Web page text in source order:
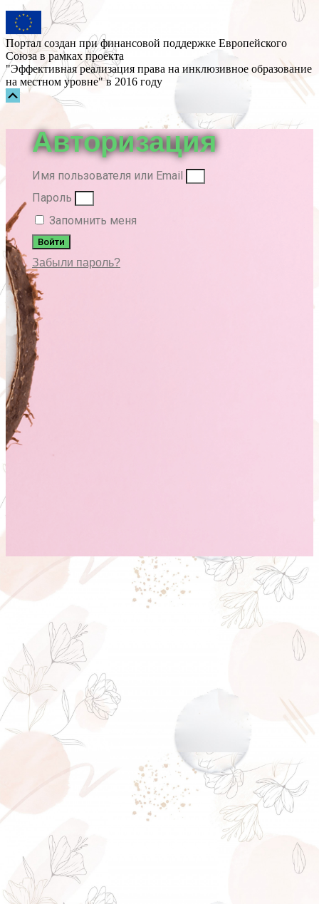
Портал создан при финансовой поддержке Европейского
Союза в рамках проекта
"Эффективная реализация права на инклюзивное образование
на местном уровне" в 2016 году
Прокрутка
Авторизация
Имя пользователя или Email
Пароль
Запомнить меня
Войти
Забыли пароль?